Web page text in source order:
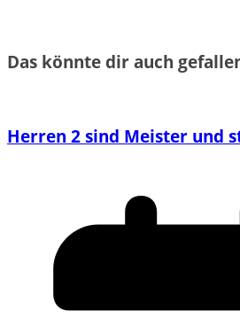
Das könnte dir auch
Herren 2 sind Meister und